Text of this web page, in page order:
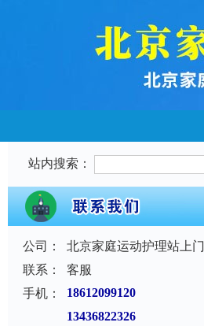
站内搜索：
公司：
北京家庭运动护理站上门
联系：
客服
手机：
18612099120
13436822326